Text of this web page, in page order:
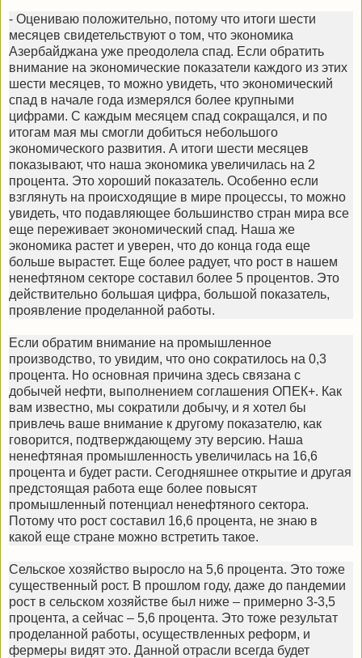
- Оцениваю положительно, потому что итоги шести
месяцев свидетельствуют о том, что экономика
Азербайджана уже преодолела спад. Если обратить
внимание на экономические показатели каждого из этих
шести месяцев, то можно увидеть, что экономический
спад в начале года измерялся более крупными
цифрами. С каждым месяцем спад сокращался, и по
итогам мая мы смогли добиться небольшого
экономического развития. А итоги шести месяцев
показывают, что наша экономика увеличилась на 2
процента. Это хороший показатель. Особенно если
взглянуть на происходящие в мире процессы, то можно
увидеть, что подавляющее большинство стран мира все
еще переживает экономический спад. Наша же
экономика растет и уверен, что до конца года еще
больше вырастет. Еще более радует, что рост в нашем
ненефтяном секторе составил более 5 процентов. Это
действительно большая цифра, большой показатель,
проявление проделанной работы.
Если обратим внимание на промышленное
производство, то увидим, что оно сократилось на 0,3
процента. Но основная причина здесь связана с
добычей нефти, выполнением соглашения ОПЕК+. Как
вам известно, мы сократили добычу, и я хотел бы
привлечь ваше внимание к другому показателю, как
говорится, подтверждающему эту версию. Наша
ненефтяная промышленность увеличилась на 16,6
процента и будет расти. Сегодняшнее открытие и другая
предстоящая работа еще более повысят
промышленный потенциал ненефтяного сектора.
Потому что рост составил 16,6 процента, не знаю в
какой еще стране можно встретить такое.
Сельское хозяйство выросло на 5,6 процента. Это тоже
существенный рост. В прошлом году, даже до пандемии
рост в сельском хозяйстве был ниже – примерно 3-3,5
процента, а сейчас – 5,6 процента. Это тоже результат
проделанной работы, осуществленных реформ, и
фермеры видят это. Данной отрасли всегда будет